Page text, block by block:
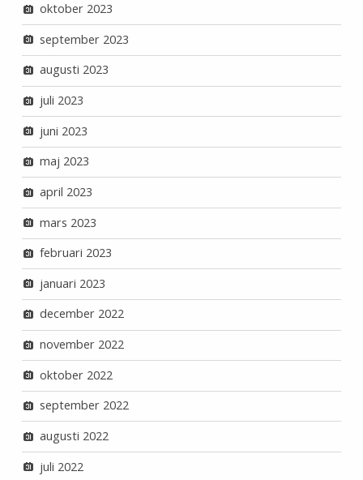
oktober 2023
september 2023
augusti 2023
juli 2023
juni 2023
maj 2023
april 2023
mars 2023
februari 2023
januari 2023
december 2022
november 2022
oktober 2022
september 2022
augusti 2022
juli 2022